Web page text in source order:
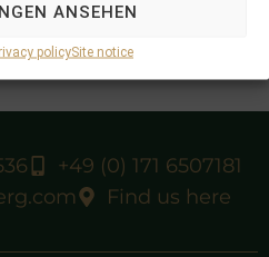
ANSEHEN
policySite notice
+49 (0) 171 6507181
Find us here